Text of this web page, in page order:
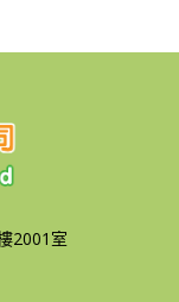
2001室